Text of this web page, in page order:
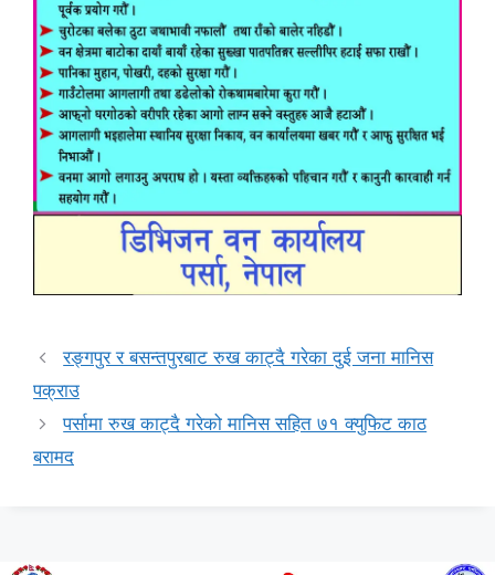
रङ्गपुर र बसन्तपुरबाट रुख काट्दै गरेका दुई जना मानिस
पक्राउ
पर्सामा रुख काट्दै गरेको मानिस सहित ७१ क्युफिट काठ
बरामद